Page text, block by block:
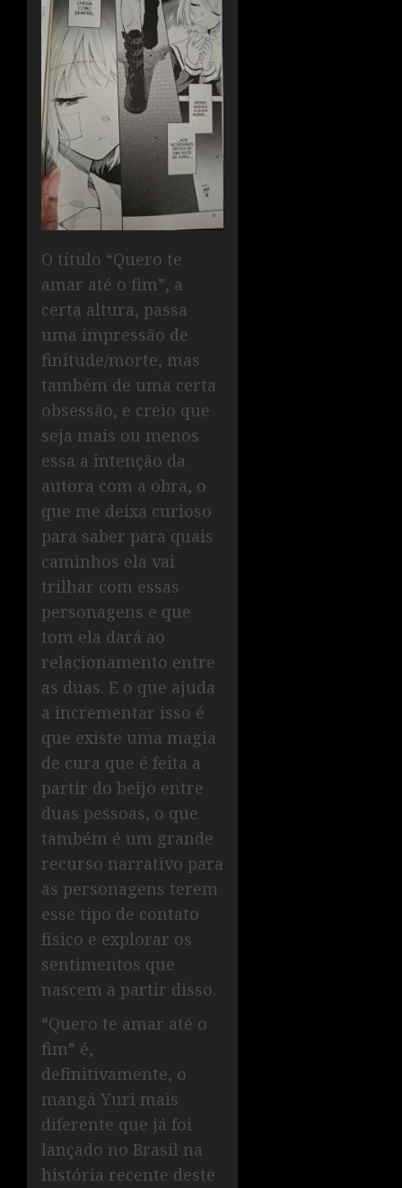
O título “Quero te
amar até o fim”, a
certa altura, passa
uma impressão de
finitude/morte, mas
também de uma certa
obsessão, e creio que
seja mais ou menos
essa a intenção da
autora com a obra, o
que me deixa curioso
para saber para quais
caminhos ela vai
trilhar com essas
personagens e que
tom ela dará ao
relacionamento entre
as duas. E o que ajuda
a incrementar isso é
que existe uma magia
de cura que é feita a
partir do beijo entre
duas pessoas, o que
também é um grande
recurso narrativo para
as personagens terem
esse tipo de contato
físico e explorar os
sentimentos que
nascem a partir disso.
“Quero te amar até o
fim” é,
definitivamente, o
mangá Yuri mais
diferente que já foi
lançado no Brasil na
história recente deste